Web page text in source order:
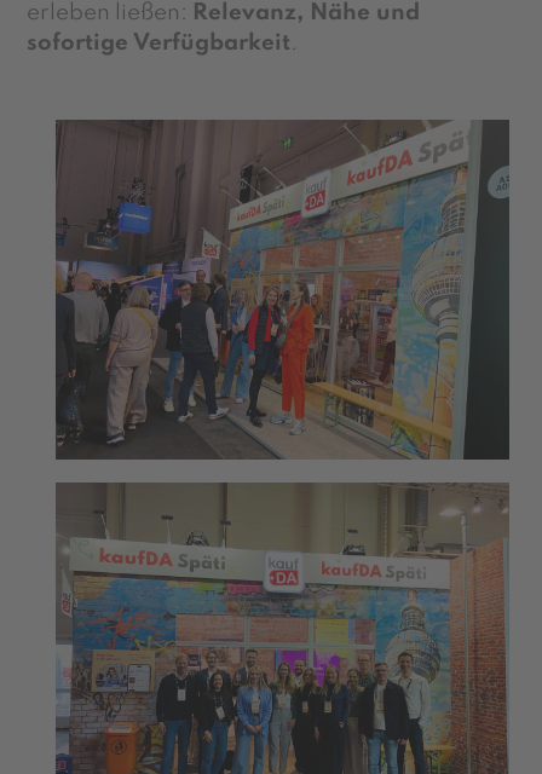
erleben ließen:
Relevanz, Nähe und
sofortige Verfügbarkeit.